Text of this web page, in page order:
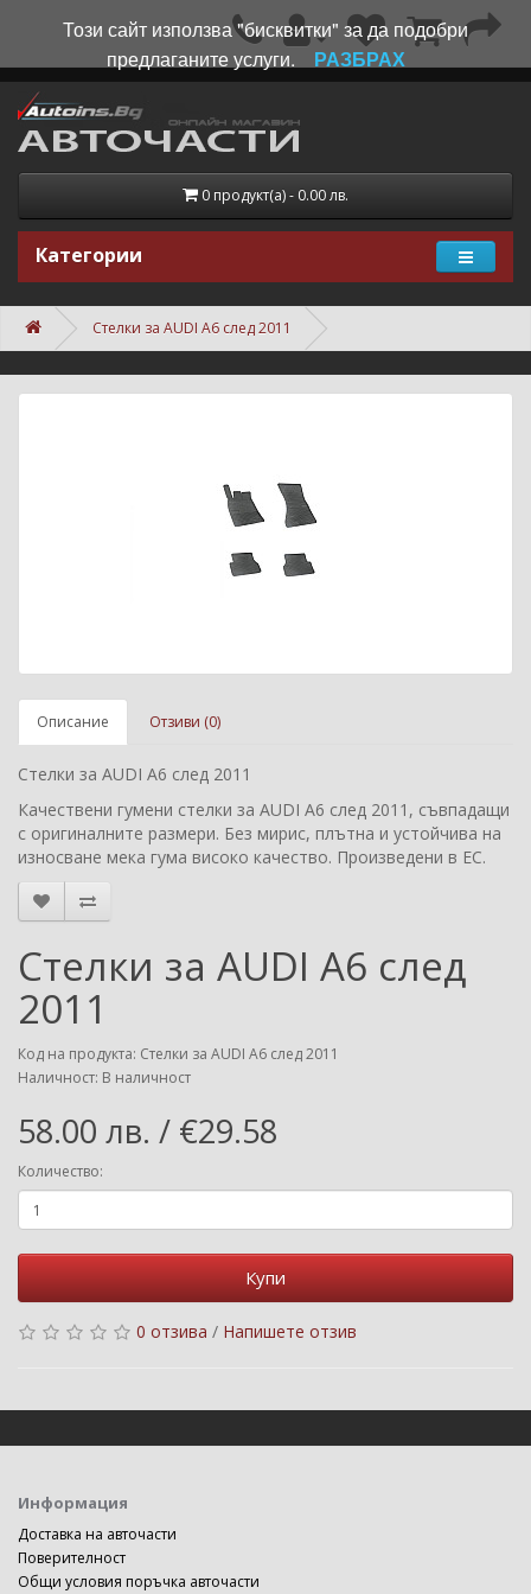
0 продукт(а) - 0.00 лв.
Категории
Стелки за AUDI A6 след 2011
Описание Отзиви (0)
Стелки за AUDI A6 след 2011
Качествени гумени стелки за AUDI A6 след 2011, съвпадащи
с оригиналните размери. Без мирис, плътна и устойчива на
износване мека гума високо качество. Произведени в ЕС.
Стелки за AUDI A6 след
2011
Код на продукта: Стелки за AUDI A6 след 2011
Наличност: В наличност
58.00 лв. / €29.58
Количество:
Купи
0 отзива / Напишете отзив
Информация
Доставка на авточасти
Поверителност
Общи условия поръчка авточасти
Този сайт използва "бисквитки" за да подобри
предлаганите услуги.
РАЗБРАХ